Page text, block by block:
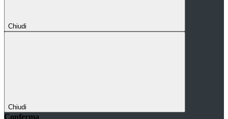
Chiudi
Chiudi
Conferma